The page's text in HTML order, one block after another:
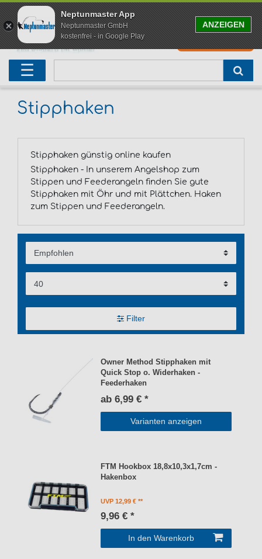
☰
Stipphaken
Stipphaken günstig online kaufen
Stipphaken - In unserem Angelshop zum
Stippen und Feederangeln finden Sie gute
Stipphaken mit Öhr und mit Plättchen. Haken
zum Stippen und Feederangeln.
Filter
Owner Method Stipphaken mit
Quick Stop o. Widerhaken -
Feederhaken
ab 6,99 € *
Varianten anzeigen
FTM Hookbox 18,8x10,3x1,7cm -
Hakenbox
UVP 12,99 €
9,96 € *
In den Warenkorb
Neu eingetroffen
Angelset
Geschenke für Angler
Karpfenruten
Freilaufrollen
Karpfenmontagen
Karpfenliege
Abhakmatte
weitere
Raubfischrute
Köderfischrute
Köderfischsenke
Raubfischkescher
weitere
Forellenruten
Forellenposen
Forellenköder
Wallerruten
Wallerrolle
Wallerköder
weitere
Meeresruten
Meeresrollen
Meerforellenköder
weitere
Matchruten
Feederrollen
Futterkorb
Trollingruten
Bootsrutenhalter
weitere
FOX
Westin Fishing
Zeck Fishing
Black Cat
weitere
Neptunmaster App
Neptunmaster GmbH
kostenfrei - in Google Play
ANZEIGEN